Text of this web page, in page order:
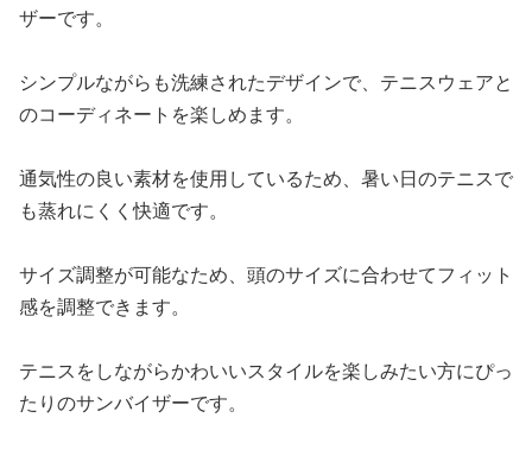
ザーです。
シンプルながらも洗練されたデザインで、テニスウェアと
のコーディネートを楽しめます。
通気性の良い素材を使用しているため、暑い日のテニスで
も蒸れにくく快適です。
サイズ調整が可能なため、頭のサイズに合わせてフィット
感を調整できます。
テニスをしながらかわいいスタイルを楽しみたい方にぴっ
たりのサンバイザーです。